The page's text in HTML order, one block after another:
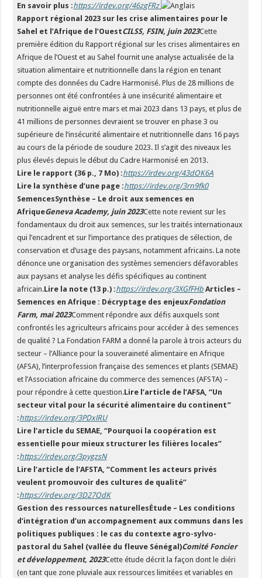
En savoir plus :https://irdev.org/46zgFRz
Rapport régional 2023 sur les crise alimentaires pour le
Sahel et l’Afrique de l’OuestCILSS, FSIN, juin 2023Cette
première édition du Rapport régional sur les crises alimentaires en
Afrique de l’Ouest et au Sahel fournit une analyse actualisée de la
situation alimentaire et nutritionnelle dans la région en tenant
compte des données du Cadre Harmonisé. Plus de 28 millions de
personnes ont été confrontées à une insécurité alimentaire et
nutritionnelle aiguë entre mars et mai 2023 dans 13 pays, et plus de
41 millions de personnes devraient se trouver en phase 3 ou
supérieure de l’insécurité alimentaire et nutritionnelle dans 16 pays
au cours de la période de soudure 2023. Il s’agit des niveaux les
plus élevés depuis le début du Cadre Harmonisé en 2013.
Lire le rapport (36 p., 7 Mo) :https://irdev.org/43dOK6A
Lire la synthèse d’une page :https://irdev.org/3rn9fk0
SemencesSynthèse – Le droit aux semences en
AfriqueGeneva Academy, juin 2023Cette note revient sur les
fondamentaux du droit aux semences, sur les traités internationaux
qui l’encadrent et sur l’importance des pratiques de sélection, de
conservation et d’usage des paysans, notamment africains. La note
dénonce une organisation des systèmes semenciers défavorables
aux paysans et analyse les défis spécifiques au continent
africain.Lire la note (13 p.) :https://irdev.org/3XGfFHb Articles –
Semences en Afrique : Décryptage des enjeuxFondation
Farm, mai 2023Comment répondre aux défis auxquels sont
confrontés les agriculteurs africains pour accéder à des semences
de qualité ? La Fondation FARM a donné la parole à trois acteurs du
secteur – l’Alliance pour la souveraineté alimentaire en Afrique
(AFSA), l’interprofession française des semences et plants (SEMAE)
et l’Association africaine du commerce des semences (AFSTA) –
pour répondre à cette question.Lire l’article de l’AFSA, “Un
secteur vital pour la sécurité alimentaire du continent”
:https://irdev.org/3PDxlRU
Lire l’article du SEMAE, “Pourquoi la coopération est
essentielle pour mieux structurer les filières locales”
:https://irdev.org/3pygzsN
Lire l’article de l’AFSTA, “Comment les acteurs privés
veulent promouvoir des cultures de qualité”
:https://irdev.org/3D27OdK
Gestion des ressources naturellesÉtude – Les conditions
d’intégration d’un accompagnement aux communs dans les
politiques publiques : le cas du contexte agro-sylvo-
pastoral du Sahel (vallée du fleuve Sénégal)Comité Foncier
et développement, 2023Cette étude décrit la façon dont le diéri
(en tant que zone pluviale aux ressources limitées et variables en